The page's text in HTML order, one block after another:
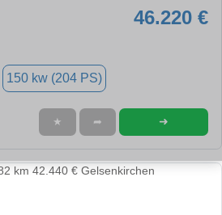
46.220 €
150 kw (204 PS)
★ ➦ ➜